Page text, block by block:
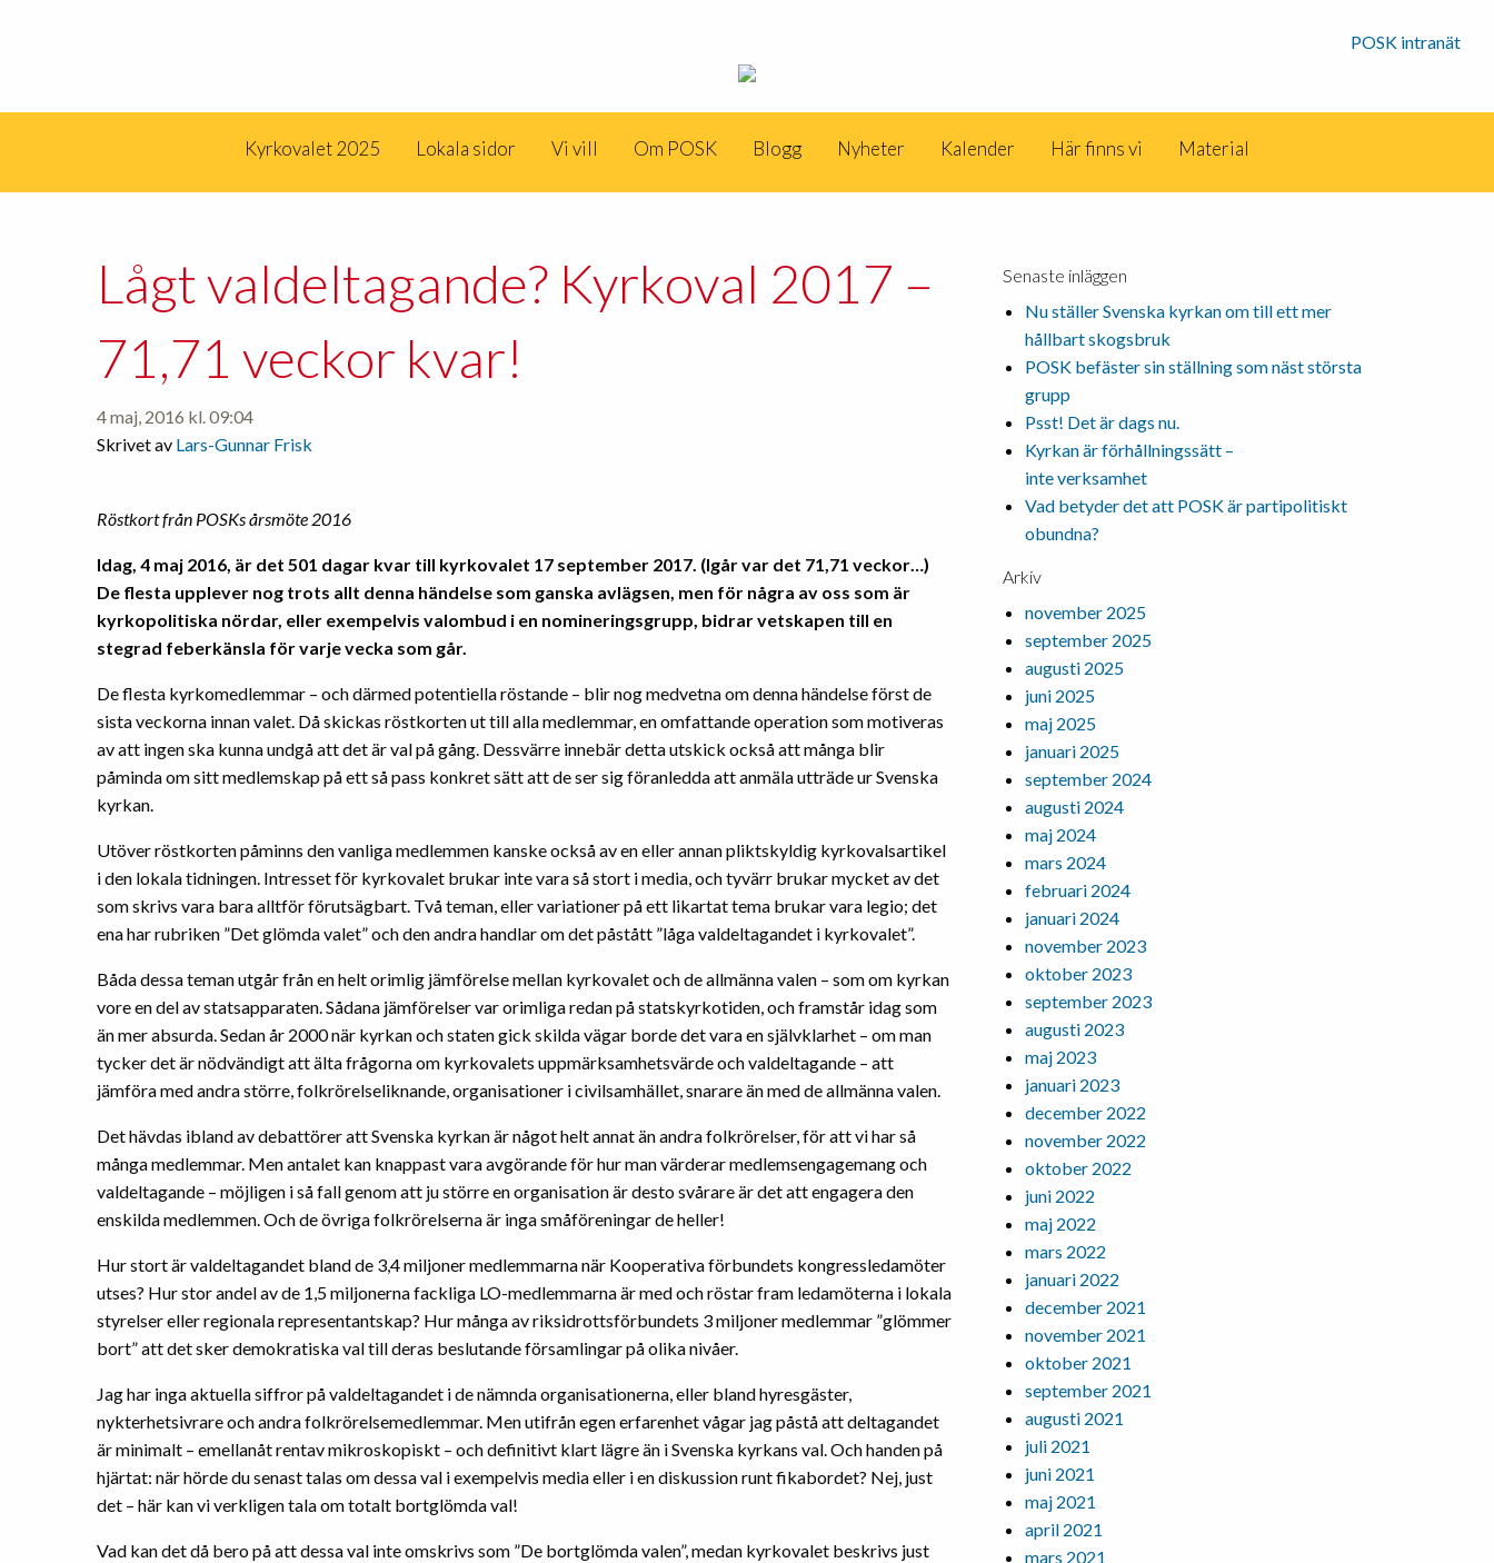
POSK intranät
Kyrkovalet 2025 Lokala sidor Vi vill Om POSK Blogg Nyheter Kalender Här finns vi Material
Lågt valdeltagande? Kyrkoval 2017 –
71,71 veckor kvar!
4 maj, 2016 kl. 09:04
Skrivet av Lars-Gunnar Frisk
Röstkort från POSKs årsmöte 2016
Idag, 4 maj 2016, är det 501 dagar kvar till kyrkovalet 17 september 2017. (Igår var det 71,71 veckor…)
De flesta upplever nog trots allt denna händelse som ganska avlägsen, men för några av oss som är
kyrkopolitiska nördar, eller exempelvis valombud i en nomineringsgrupp, bidrar vetskapen till en
stegrad feberkänsla för varje vecka som går.
De flesta kyrkomedlemmar – och därmed potentiella röstande – blir nog medvetna om denna händelse först de
sista veckorna innan valet. Då skickas röstkorten ut till alla medlemmar, en omfattande operation som motiveras
av att ingen ska kunna undgå att det är val på gång. Dessvärre innebär detta utskick också att många blir
påminda om sitt medlemskap på ett så pass konkret sätt att de ser sig föranledda att anmäla utträde ur Svenska
kyrkan.
Utöver röstkorten påminns den vanliga medlemmen kanske också av en eller annan pliktskyldig kyrkovalsartikel
i den lokala tidningen. Intresset för kyrkovalet brukar inte vara så stort i media, och tyvärr brukar mycket av det
som skrivs vara bara alltför förutsägbart. Två teman, eller variationer på ett likartat tema brukar vara legio; det
ena har rubriken ”Det glömda valet” och den andra handlar om det påstått ”låga valdeltagandet i kyrkovalet”.
Båda dessa teman utgår från en helt orimlig jämförelse mellan kyrkovalet och de allmänna valen – som om kyrkan
vore en del av statsapparaten. Sådana jämförelser var orimliga redan på statskyrkotiden, och framstår idag som
än mer absurda. Sedan år 2000 när kyrkan och staten gick skilda vägar borde det vara en självklarhet – om man
tycker det är nödvändigt att älta frågorna om kyrkovalets uppmärksamhetsvärde och valdeltagande – att
jämföra med andra större, folkrörelseliknande, organisationer i civilsamhället, snarare än med de allmänna valen.
Det hävdas ibland av debattörer att Svenska kyrkan är något helt annat än andra folkrörelser, för att vi har så
många medlemmar. Men antalet kan knappast vara avgörande för hur man värderar medlemsengagemang och
valdeltagande – möjligen i så fall genom att ju större en organisation är desto svårare är det att engagera den
enskilda medlemmen. Och de övriga folkrörelserna är inga småföreningar de heller!
Hur stort är valdeltagandet bland de 3,4 miljoner medlemmarna när Kooperativa förbundets kongressledamöter
utses? Hur stor andel av de 1,5 miljonerna fackliga LO-medlemmarna är med och röstar fram ledamöterna i lokala
styrelser eller regionala representantskap? Hur många av riksidrottsförbundets 3 miljoner medlemmar ”glömmer
bort” att det sker demokratiska val till deras beslutande församlingar på olika nivåer.
Jag har inga aktuella siffror på valdeltagandet i de nämnda organisationerna, eller bland hyresgäster,
nykterhetsivrare och andra folkrörelsemedlemmar. Men utifrån egen erfarenhet vågar jag påstå att deltagandet
är minimalt – emellanåt rentav mikroskopiskt – och definitivt klart lägre än i Svenska kyrkans val. Och handen på
hjärtat: när hörde du senast talas om dessa val i exempelvis media eller i en diskussion runt fikabordet? Nej, just
det – här kan vi verkligen tala om totalt bortglömda val!
Vad kan det då bero på att dessa val inte omskrivs som ”De bortglömda valen”, medan kyrkovalet beskrivs just
Senaste inläggen
Nu ställer Svenska kyrkan om till ett mer
hållbart skogsbruk
POSK befäster sin ställning som näst största
grupp
Psst! Det är dags nu.
Kyrkan är förhållningssätt –
inte verksamhet
Vad betyder det att POSK är partipolitiskt
obundna?
Arkiv
november 2025
september 2025
augusti 2025
juni 2025
maj 2025
januari 2025
september 2024
augusti 2024
maj 2024
mars 2024
februari 2024
januari 2024
november 2023
oktober 2023
september 2023
augusti 2023
maj 2023
januari 2023
december 2022
november 2022
oktober 2022
juni 2022
maj 2022
mars 2022
januari 2022
december 2021
november 2021
oktober 2021
september 2021
augusti 2021
juli 2021
juni 2021
maj 2021
april 2021
mars 2021